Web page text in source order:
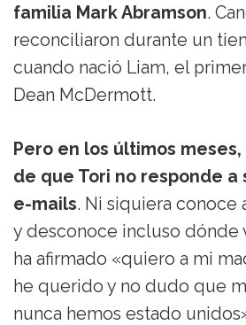
familia Mark Abramson.
reconciliaron durante un
cuando nació Liam, el
Dean McDermott.
Pero en los últimos
de que Tori no responde a
e-mails. Ni siquiera conoce
y desconoce incluso dónde
ha afirmado «quiero a mi
he querido y no dudo que
nunca hemos estado